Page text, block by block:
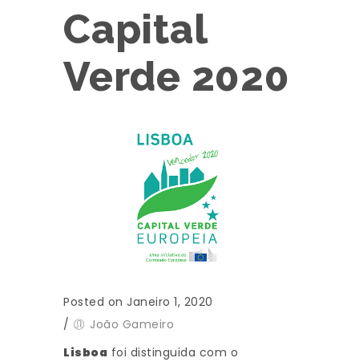
Capital
Verde 2020
Posted on Janeiro 1, 2020
/
João Gameiro
Lisboa foi distinguida com o